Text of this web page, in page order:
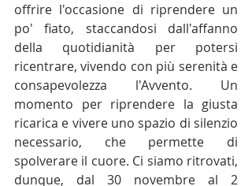
offrire l'occasione di riprendere un
po' fiato, staccandosi dall'affanno
della quotidianità per potersi
ricentrare, vivendo con più serenità e
consapevolezza l'Avvento. Un
momento per riprendere la giusta
ricarica e vivere uno spazio di silenzio
necessario, che permette di
spolverare il cuore. Ci siamo ritrovati,
dunque, dal 30 novembre al 2